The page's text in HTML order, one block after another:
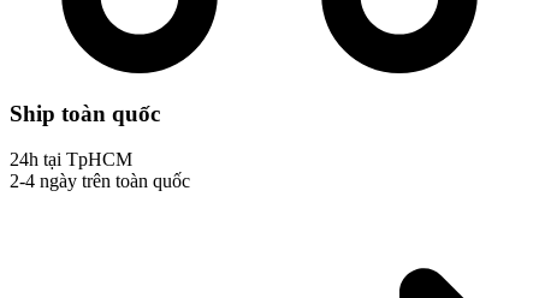
Ship toàn quốc
24h tại TpHCM
2-4 ngày trên toàn quốc